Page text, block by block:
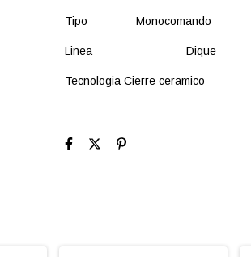
Tipo Monocomando
Linea Dique
Tecnologia Cierre ceramico